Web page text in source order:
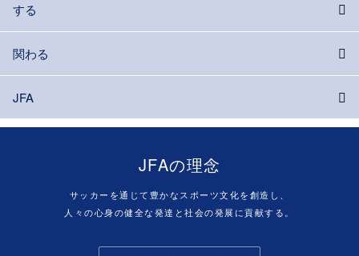
する
関わる
JFA
JFAの理念
サッカーを通じて豊かなスポーツ文化を創造し、
人々の心身の健全な発達と社会の発展に貢献する。